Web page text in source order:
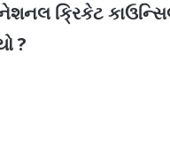
ક્રિકેટ
?